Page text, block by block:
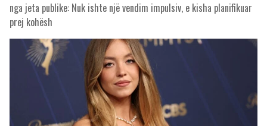
nga jeta publike: Nuk ishte një vendim impulsiv, e kisha planifikuar
prej kohësh